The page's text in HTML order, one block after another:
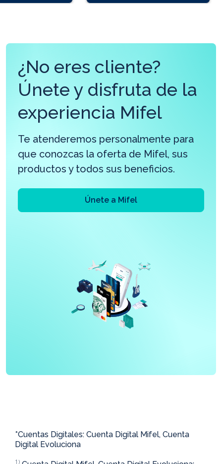
¿No eres cliente?
Únete y disfruta de la
experiencia Mifel
Te atenderemos personalmente para
que conozcas la oferta de Mifel, sus
productos y todos sus beneficios.
Únete a Mifel
*Cuentas Digitales: Cuenta Digital Mifel, Cuenta
Digital Evoluciona
1)